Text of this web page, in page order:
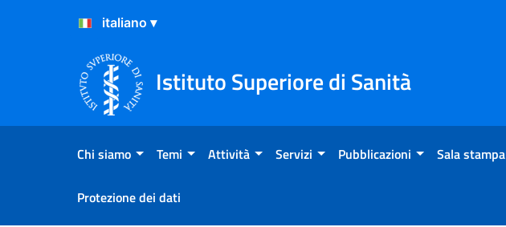
Salta al Contenuto
Salta al Footer
Istituto Superiore di Sanità
Chi siamo Temi Attività Servizi Pubblicazioni Sala stampa
Protezione dei dati